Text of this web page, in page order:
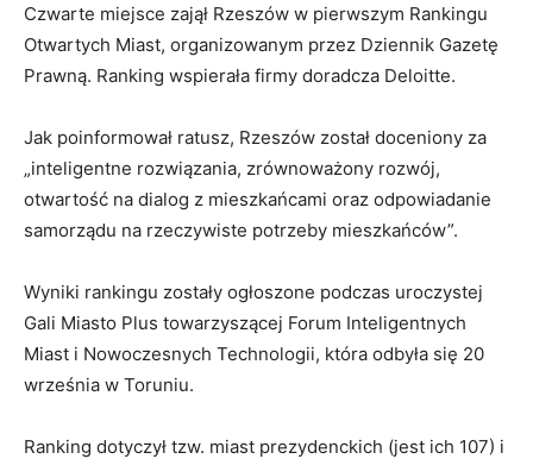
Czwarte miejsce zajął Rzeszów w pierwszym Rankingu
Otwartych Miast, organizowanym przez Dziennik Gazetę
Prawną. Ranking wspierała firmy doradcza Deloitte.
Jak poinformował ratusz, Rzeszów został doceniony za
„inteligentne rozwiązania, zrównoważony rozwój,
otwartość na dialog z mieszkańcami oraz odpowiadanie
samorządu na rzeczywiste potrzeby mieszkańców”.
Wyniki rankingu zostały ogłoszone podczas uroczystej
Gali Miasto Plus towarzyszącej Forum Inteligentnych
Miast i Nowoczesnych Technologii, która odbyła się 20
września w Toruniu.
Ranking dotyczył tzw. miast prezydenckich (jest ich 107) i